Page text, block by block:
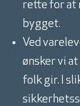
rette for at
bygget.
Ved
ønsker vi
folk gir. I